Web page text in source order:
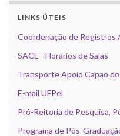
LINKS ÚTEIS
Coordenação de Registros
SACE - Horários de Salas
Transporte Apoio Capao do
E-mail UFPel
Pró-Reitoria de Pesquisa,
Programa de Pós-